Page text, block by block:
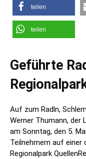
teilen
teilen
Geführte
Auf zum Radln,
Werner Thumann, der
am Sonntag, den 5.
Teilnehmern auf einer
Regionalpark